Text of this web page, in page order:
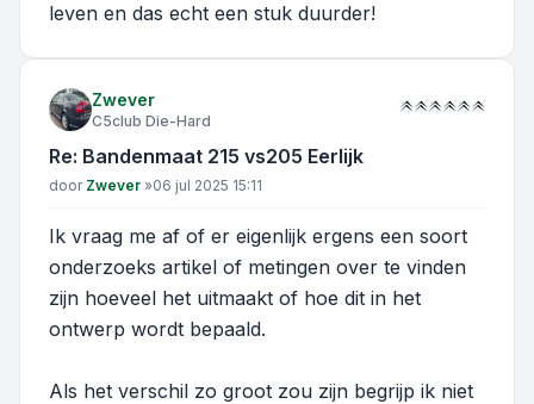
leven en das echt een stuk duurder!
Zwever
C5club Die-Hard
Re: Bandenmaat 215 vs205 Eerlijk
Bericht
door Zwever »06 jul 2025 15:11
Ik vraag me af of er eigenlijk ergens een soort
onderzoeks artikel of metingen over te vinden
zijn hoeveel het uitmaakt of hoe dit in het
ontwerp wordt bepaald.
Als het verschil zo groot zou zijn begrijp ik niet